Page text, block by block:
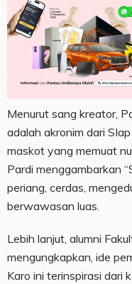
Menurut sang kreator,
adalah akronim dari
maskot yang memuat
Pardi menggambarkan
periang, cerdas,
berwawasan luas.
Lebih lanjut, alumni
mengungkapkan, ide
Karo ini terinspirasi dari